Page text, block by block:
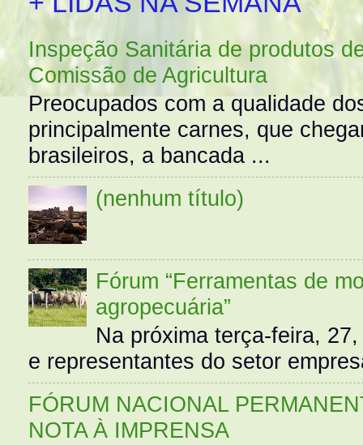
Inspeção Sanitária de produtos
Comissão de Agricultura
Preocupados com a qualidade
principalmente carnes, que
brasileiros, a bancada ...
(nenhum título)
Fórum “Ferramentas de
agropecuária”
Na próxima terça-feira,
e representantes do setor
FÓRUM NACIONAL
NOTA À IMPRENSA